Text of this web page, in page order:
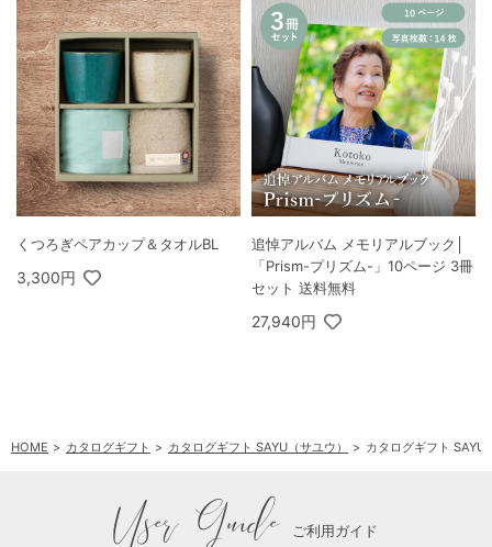
くつろぎペアカップ＆タオルBL
3,300円
追悼アルバム メモリアルブック│
「Prism-プリズム-」10ページ 3冊
セット 送料無料
27,940円
HOME カタログギフト カタログギフト SAYU（サユウ） カタログギフト
User Guide ご利用ガイド